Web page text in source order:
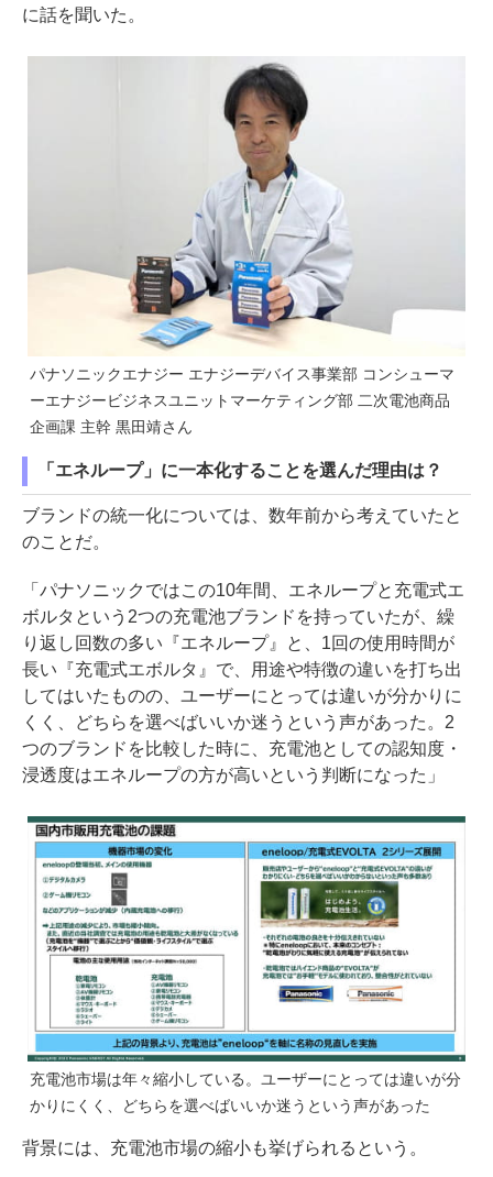
に話を聞いた。
パナソニックエナジー エナジーデバイス事業部 コンシューマ
ーエナジービジネスユニットマーケティング部 二次電池商品
企画課 主幹 黒田靖さん
「エネループ」に一本化することを選んだ理由は？
ブランドの統一化については、数年前から考えていたと
のことだ。
「パナソニックではこの10年間、エネループと充電式エ
ボルタという2つの充電池ブランドを持っていたが、繰
り返し回数の多い『エネループ』と、1回の使用時間が
長い『充電式エボルタ』で、用途や特徴の違いを打ち出
してはいたものの、ユーザーにとっては違いが分かりに
くく、どちらを選べばいいか迷うという声があった。2
つのブランドを比較した時に、充電池としての認知度・
浸透度はエネループの方が高いという判断になった」
充電池市場は年々縮小している。ユーザーにとっては違いが分
かりにくく、どちらを選べばいいか迷うという声があった
背景には、充電池市場の縮小も挙げられるという。